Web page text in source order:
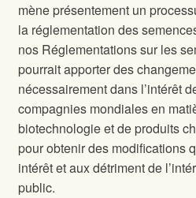
mène présentement un
la réglementation des
nos Réglementations sur les
pourrait apporter des
nécessairement dans l’intérêt
compagnies mondiales en
biotechnologie et de produits
pour obtenir des modifications
intérêt et aux détriment de
public.